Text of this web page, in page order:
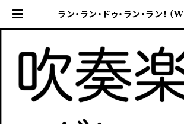
ラン・ラン・ドゥ・ラン・ラン！（
ツ！」テーマソング）【吹奏楽譜
奏楽譜販売